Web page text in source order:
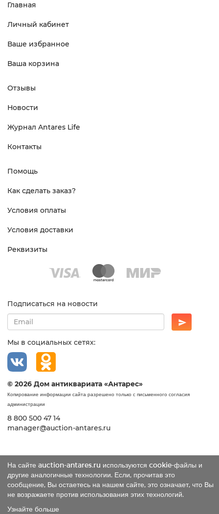
На сайте auction-antares.ru используются cookie-файлы и
другие аналогичные технологии. Если, прочитав это
сообщение, Вы остаетесь на нашем сайте, это означает, что Вы
не возражаете против использования этих технологий.
Узнайте больше
Главная
Личный кабинет
Ваше избранное
Ваша корзина
Отзывы
Новости
Журнал Antares Life
Контакты
Помощь
Как сделать заказ?
Условия оплаты
Условия доставки
Реквизиты
Подписаться на новости
Мы в социальных сетях:
© 2026 Дом антиквариата «Антарес»
Копирование информации сайта разрешено только с письменного согласия
администрации
8 800 500 47 14
manager@auction-antares.ru